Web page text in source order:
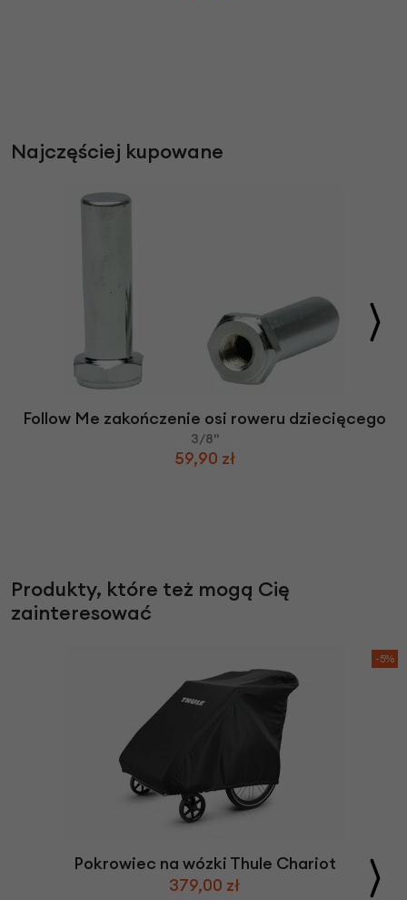
Najczęściej kupowane
Follow Me zakończenie osi roweru dziecięcego
3/8"
59,90 zł
Produkty, które też mogą Cię
zainteresować
-5%
Pokrowiec na wózki Thule Chariot
379,00 zł